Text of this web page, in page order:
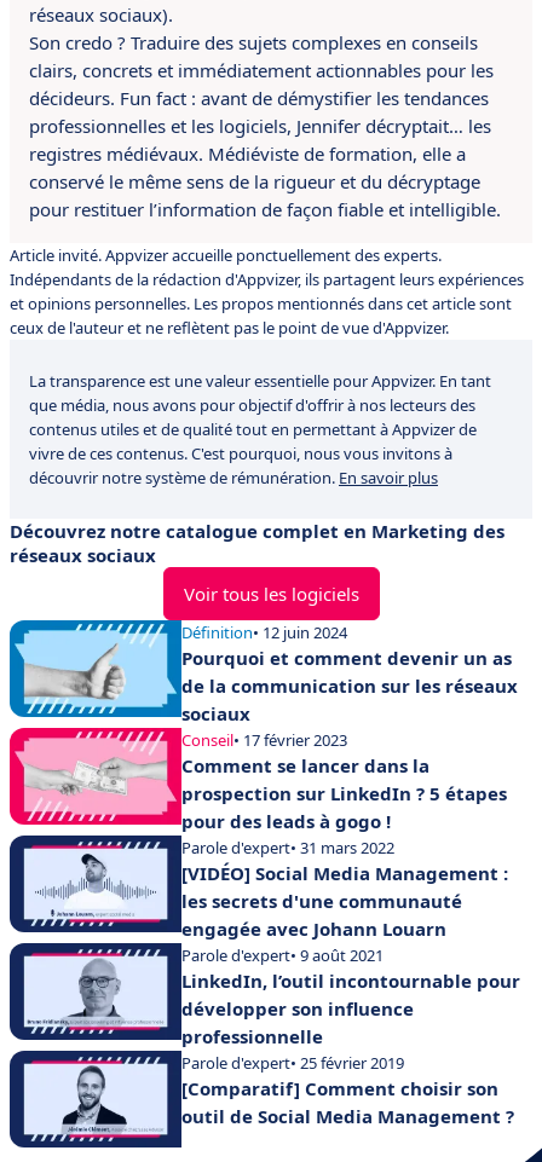
réseaux sociaux).
Son credo ? Traduire des sujets complexes en conseils
clairs, concrets et immédiatement actionnables pour les
décideurs. Fun fact : avant de démystifier les tendances
professionnelles et les logiciels, Jennifer décryptait… les
registres médiévaux. Médiéviste de formation, elle a
conservé le même sens de la rigueur et du décryptage
pour restituer l’information de façon fiable et intelligible.
Article invité. Appvizer accueille ponctuellement des experts.
Indépendants de la rédaction d'Appvizer, ils partagent leurs expériences
et opinions personnelles. Les propos mentionnés dans cet article sont
ceux de l'auteur et ne reflètent pas le point de vue d'Appvizer.
La transparence est une valeur essentielle pour Appvizer. En tant
que média, nous avons pour objectif d'offrir à nos lecteurs des
contenus utiles et de qualité tout en permettant à Appvizer de
vivre de ces contenus. C'est pourquoi, nous vous invitons à
découvrir notre système de rémunération. En savoir plus
Découvrez notre catalogue complet en Marketing des
réseaux sociaux
Voir tous les logiciels
Définition• 12 juin 2024
Pourquoi et comment devenir un as
de la communication sur les réseaux
sociaux
Conseil• 17 février 2023
Comment se lancer dans la
prospection sur LinkedIn ? 5 étapes
pour des leads à gogo !
Parole d'expert• 31 mars 2022
[VIDÉO] Social Media Management :
les secrets d'une communauté
engagée avec Johann Louarn
Parole d'expert• 9 août 2021
LinkedIn, l’outil incontournable pour
développer son influence
professionnelle
Parole d'expert• 25 février 2019
[Comparatif] Comment choisir son
outil de Social Media Management ?